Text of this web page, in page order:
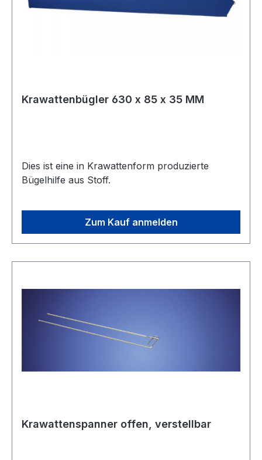
Krawattenbügler 630 x 85 x 35 MM
Dies ist eine in Krawattenform produzierte
Bügelhilfe aus Stoff.
Zum Kauf anmelden
Krawattenspanner offen, verstellbar